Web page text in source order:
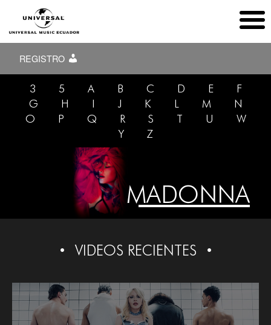
REGISTRO
3 5 A B C D E
F
G
H I J K L M
N
O
P Q R S T U
W
Y
Z
MADONNA
VIDEOS RECIENTES